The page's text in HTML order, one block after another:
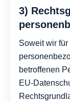
3)
Soweit wir
betroffenen
EU-